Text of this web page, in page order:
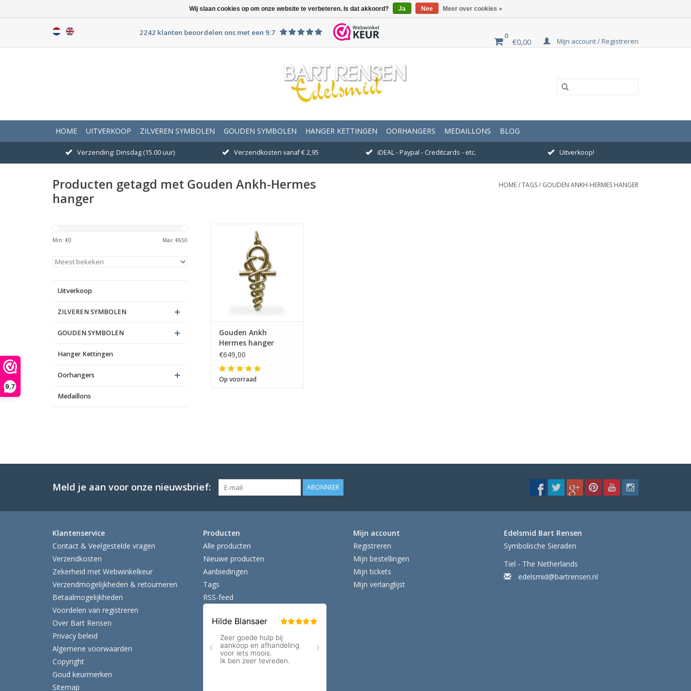
9,7
2242 klanten beoordelen ons met een 9.7 0
€0,00 Mijn account / Registreren
HOME UITVERKOOP ZILVEREN SYMBOLEN GOUDEN SYMBOLEN HANGER KETTINGEN OORHANGERS MEDAILLONS BLOG
Verzending: Dinsdag (15.00 uur) Verzendkosten vanaf € 2,95 iDEAL - Paypal - Creditcards - etc. Uitverkoop!
Producten getagd met Gouden Ankh-Hermes
hanger
HOME/TAGS/ GOUDEN ANKH-HERMES HANGER
Min: €0 Max: €650
Uitverkoop
ZILVEREN SYMBOLEN
GOUDEN SYMBOLEN
Hanger Kettingen
Oorhangers
Medaillons
Afmeting 32 x 18 mm
Gouden Ankh
Hermes hanger
€649,00
Op voorraad
Meld je aan voor onze nieuwsbrief: ABONNEER
Klantenservice
Contact & Veelgestelde vragen
Verzendkosten
Zekerheid met Webwinkelkeur
Verzendmogelijkheden & retourneren
Betaalmogelijkheden
Voordelen van registreren
Over Bart Rensen
Privacy beleid
Algemene voorwaarden
Copyright
Goud keurmerken
Sitemap
Producten
Alle producten
Nieuwe producten
Aanbiedingen
Tags
RSS-feed
Mijn account
Registreren
Mijn bestellingen
Mijn tickets
Mijn verlanglijst
Edelsmid Bart Rensen
Symbolische Sieraden
Tiel - The Netherlands
edelsmid@bartrensen.nl
Wij slaan cookies op om onze website te verbeteren. Is dat akkoord? Ja Nee Meer over cookies »